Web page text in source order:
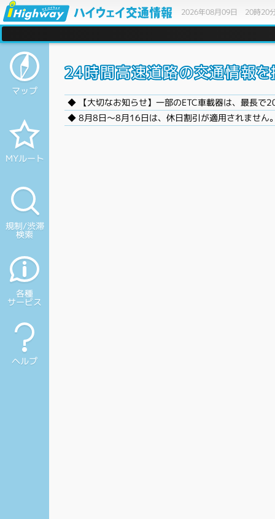
2026年08月09日 20時20
マップ
MYルート
規制/渋滞
検索
各種
サービス
ヘルプ
◆ 8月8日〜8月16日は、休日割引が適用されません